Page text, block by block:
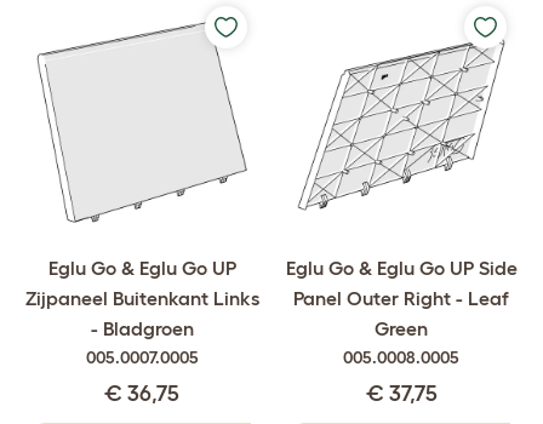
Eglu Go & Eglu Go UP
Zijpaneel Buitenkant Links
- Bladgroen
005.0007.0005
€ 36,75
Eglu Go & Eglu Go UP Side
Panel Outer Right - Leaf
Green
005.0008.0005
€ 37,75